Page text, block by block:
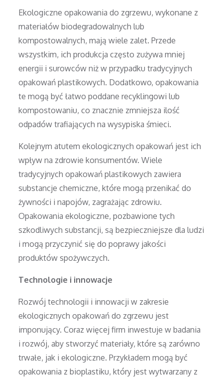
Ekologiczne opakowania do zgrzewu, wykonane z
materiałów biodegradowalnych lub
kompostowalnych, mają wiele zalet. Przede
wszystkim, ich produkcja często zużywa mniej
energii i surowców niż w przypadku tradycyjnych
opakowań plastikowych. Dodatkowo, opakowania
te mogą być łatwo poddane recyklingowi lub
kompostowaniu, co znacznie zmniejsza ilość
odpadów trafiających na wysypiska śmieci.
Kolejnym atutem ekologicznych opakowań jest ich
wpływ na zdrowie konsumentów. Wiele
tradycyjnych opakowań plastikowych zawiera
substancje chemiczne, które mogą przenikać do
żywności i napojów, zagrażając zdrowiu.
Opakowania ekologiczne, pozbawione tych
szkodliwych substancji, są bezpieczniejsze dla ludzi
i mogą przyczynić się do poprawy jakości
produktów spożywczych.
Technologie i innowacje
Rozwój technologii i innowacji w zakresie
ekologicznych opakowań do zgrzewu jest
imponujący. Coraz więcej firm inwestuje w badania
i rozwój, aby stworzyć materiały, które są zarówno
trwałe, jak i ekologiczne. Przykładem mogą być
opakowania z bioplastiku, który jest wytwarzany z